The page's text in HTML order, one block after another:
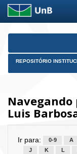
Skip
REPOSITÓRIO
Luis
Ir para: 0-9 A
J
K L